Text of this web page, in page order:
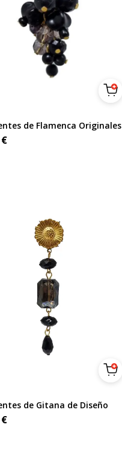
de Flamenca Originales
de Gitana de Diseño